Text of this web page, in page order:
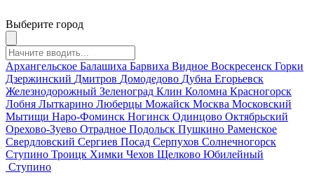
Выберите город
Архангельское Балашиха Барвиха Видное Воскресенск Горки
Дзержинский Дмитров Домодедово Дубна Егорьевск
Железнодорожный Зеленоград Клин Коломна Красногорск
Лобня Лыткарино Люберцы Можайск Москва Московский
Мытищи Наро-Фоминск Ногинск Одинцово Октябрьский
Орехово-Зуево Отрадное Подольск Пушкино Раменское
Свердловский Сергиев Посад Серпухов Солнечногорск
Ступино Троицк Химки Чехов Щелково Юбилейный
Ступино